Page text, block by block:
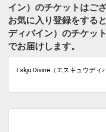
イン）のチケットはご
お気に入り登録をする
ディバイン）のチケッ
でお届けします。
Eskju Divine（エスキュウディ